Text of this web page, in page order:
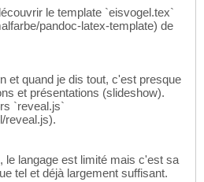
le template `eisvogel.tex`
pandoc-latex-template) de
et quand je dis tout, c'est presque
et présentations (slideshow).
`reveal.js`
reveal.js).
le langage est limité mais c'est sa
tel et déjà largement suffisant.